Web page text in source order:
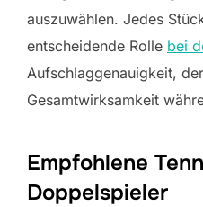
auszuwählen. Jedes
entscheidende Rolle bei
Aufschlaggenauigkeit,
Gesamtwirksamkeit
Empfohlene
Doppelspieler